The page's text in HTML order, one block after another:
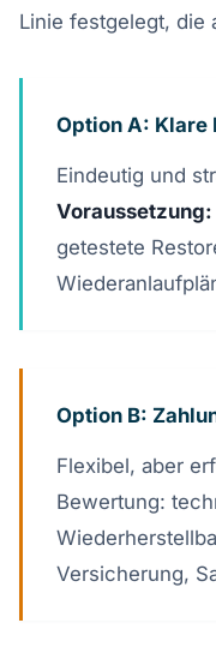
Linie festgelegt, die
Option A: Klare
Eindeutig und
Voraussetzung:
getestete
Option B:
Flexibel, aber
Bewertung:
Versicherung,